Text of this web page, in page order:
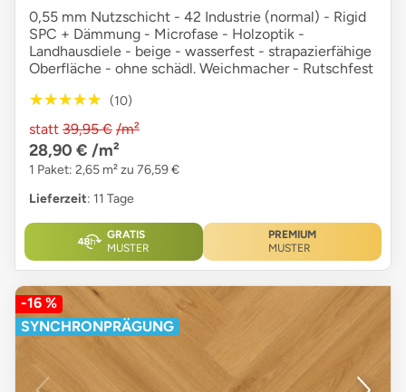
0,55 mm Nutzschicht - 42 Industrie (normal) - Rigid
SPC + Dämmung - Microfase - Holzoptik -
Landhausdiele - beige - wasserfest - strapazierfähige
Oberfläche - ohne schädl. Weichmacher - Rutschfest
★★★★★
★★★★★ (10)
statt 39,95 € /m²
28,90 € /m²
1 Paket: 2,65 m² zu 76,59 €
Lieferzeit: 11 Tage
GRATIS
MUSTER
PREMIUM
MUSTER
-16 %
SYNCHRONPRÄGUNG